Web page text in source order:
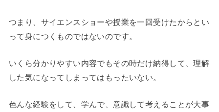
つまり、サイエンスショーや授業を一回受けたからとい
って身につくものではないのです。
いくら分かりやすい内容でもその時だけ納得して、理解
した気になってしまってはもったいない。
色んな経験をして、学んで、意識して考えることが大事